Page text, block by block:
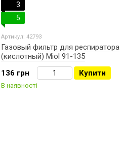
3
5
Артикул: 42793
Газовый фильтр для респиратора
(кислотный) Miol 91-135
136 грн
Купити
В наявності